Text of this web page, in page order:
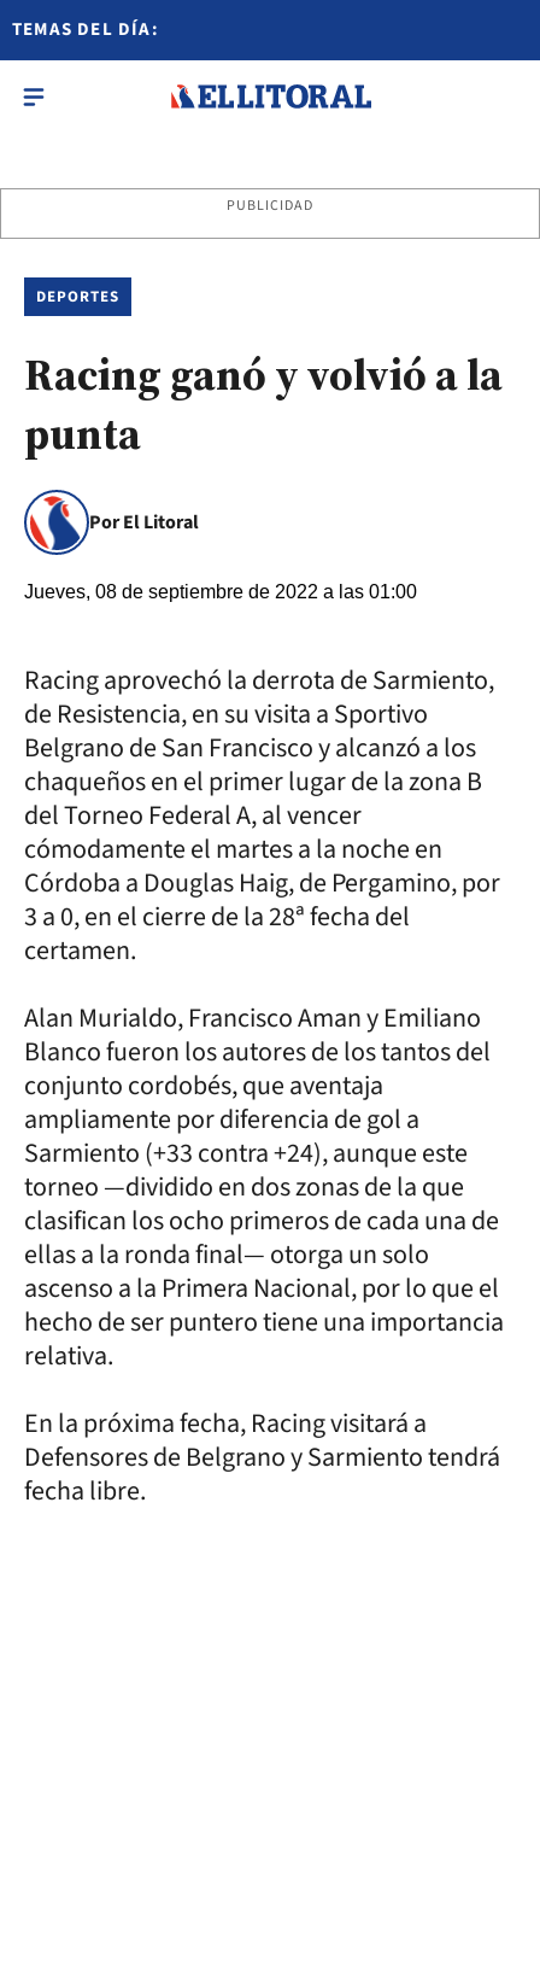
TEMAS DEL DÍA:
PUBLICIDAD
DEPORTES
Racing ganó y volvió a la
punta
Por El Litoral
Jueves, 08 de septiembre de 2022 a las 01:00
Racing aprovechó la derrota de Sarmiento,
de Resistencia, en su visita a Sportivo
Belgrano de San Francisco y alcanzó a los
chaqueños en el primer lugar de la zona B
del Torneo Federal A, al vencer
cómodamente el martes a la noche en
Córdoba a Douglas Haig, de Pergamino, por
3 a 0, en el cierre de la 28ª fecha del
certamen.
Alan Murialdo, Francisco Aman y Emiliano
Blanco fueron los autores de los tantos del
conjunto cordobés, que aventaja
ampliamente por diferencia de gol a
Sarmiento (+33 contra +24), aunque este
torneo —dividido en dos zonas de la que
clasifican los ocho primeros de cada una de
ellas a la ronda final— otorga un solo
ascenso a la Primera Nacional, por lo que el
hecho de ser puntero tiene una importancia
relativa.
En la próxima fecha, Racing visitará a
Defensores de Belgrano y Sarmiento tendrá
fecha libre.